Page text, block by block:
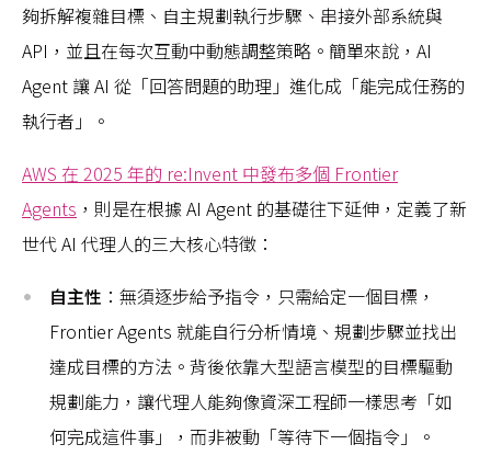
夠拆解複雜目標、自主規劃執行步驟、串接外部系統與
API，並且在每次互動中動態調整策略。簡單來說，AI
Agent 讓 AI 從「回答問題的助理」進化成「能完成任務的
執行者」。
AWS 在 2025 年的 re:Invent 中發布多個 Frontier
Agents ，則是在根據 AI Agent 的基礎往下延伸，定義了新
世代 AI 代理人的三大核心特徵：
自主性 ：無須逐步給予指令，只需給定一個目標，
Frontier Agents 就能自行分析情境、規劃步驟並找出
達成目標的方法。背後依靠大型語言模型的目標驅動
規劃能力，讓代理人能夠像資深工程師一樣思考「如
何完成這件事」，而非被動「等待下一個指令」。